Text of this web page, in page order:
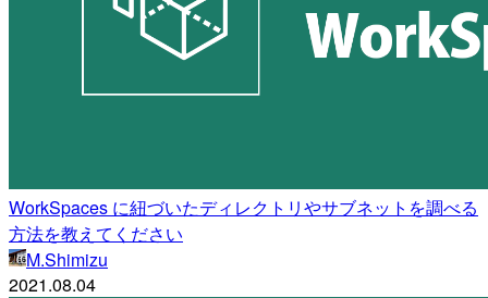
WorkSpaces に紐づいたディレクトリやサブネットを調べる
方法を教えてください
M.Shimizu
2021.08.04